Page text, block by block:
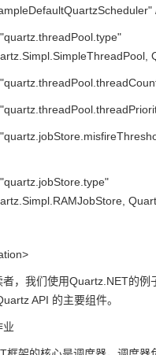
者，我们使用Quartz.NET的例
API 的主要组件。
业